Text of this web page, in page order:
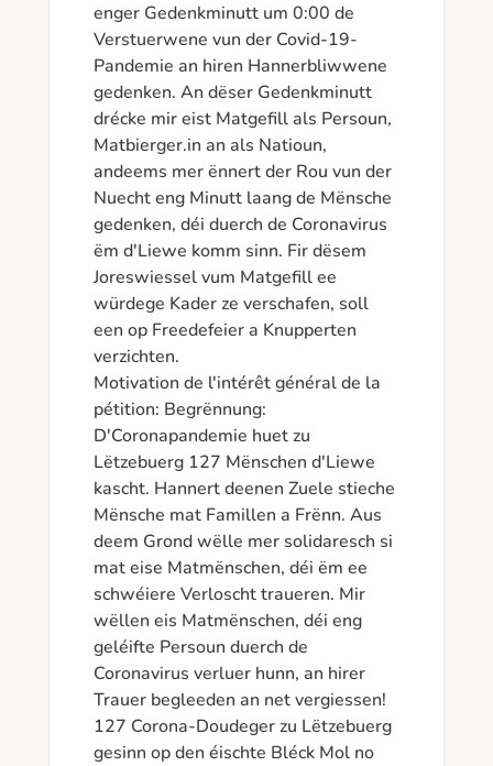
enger Gedenkminutt um 0:00 de
Verstuerwene vun der Covid-19-
Pandemie an hiren Hannerbliwwene
gedenken. An dëser Gedenkminutt
drécke mir eist Matgefill als Persoun,
Matbierger.in an als Natioun,
andeems mer ënnert der Rou vun der
Nuecht eng Minutt laang de Mënsche
gedenken, déi duerch de Coronavirus
ëm d'Liewe komm sinn. Fir dësem
Joreswiessel vum Matgefill ee
würdege Kader ze verschafen, soll
een op Freedefeier a Knupperten
verzichten.
Motivation de l'intérêt général de la
pétition: Begrënnung:
D'Coronapandemie huet zu
Lëtzebuerg 127 Mënschen d'Liewe
kascht. Hannert deenen Zuele stieche
Mënsche mat Famillen a Frënn. Aus
deem Grond wëlle mer solidaresch si
mat eise Matmënschen, déi ëm ee
schwéiere Verloscht traueren. Mir
wëllen eis Matmënschen, déi eng
geléifte Persoun duerch de
Coronavirus verluer hunn, an hirer
Trauer begleeden an net vergiessen!
127 Corona-Doudeger zu Lëtzebuerg
gesinn op den éischte Bléck Mol no